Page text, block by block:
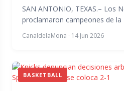
SAN ANTONIO, TEXAS.– Los
proclamaron campeones de
CanaldelaMona · 14 Jun 2026
BASKETBALL